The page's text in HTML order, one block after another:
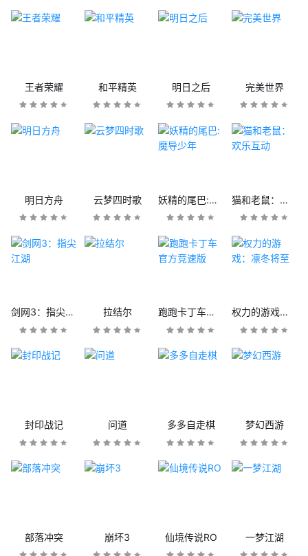
王者荣耀 和平精英 明日之后 完美世界
明日方舟 云梦四时歌 妖精的尾巴:魔导少年 猫和老鼠：欢乐互动
剑网3：指尖江湖 拉结尔 跑跑卡丁车官方竞速版 权力的游戏：凛冬将至
封印战记 问道 多多自走棋 梦幻西游
部落冲突 崩坏3 仙境传说RO 一梦江湖